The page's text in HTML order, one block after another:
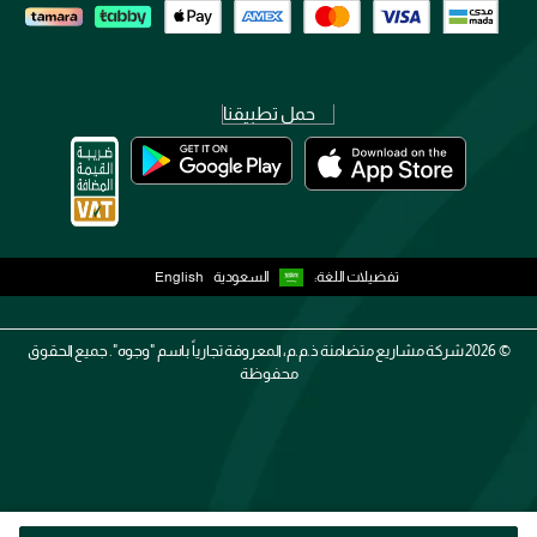
حمل تطبيقنا
تفضيلات اللغة: السعودية English
2026 ©شركة مشاريع متضامنة ذ.م.م، المعروفة تجارياً باسم "وجوه". جميع الحقوق
محفوظة